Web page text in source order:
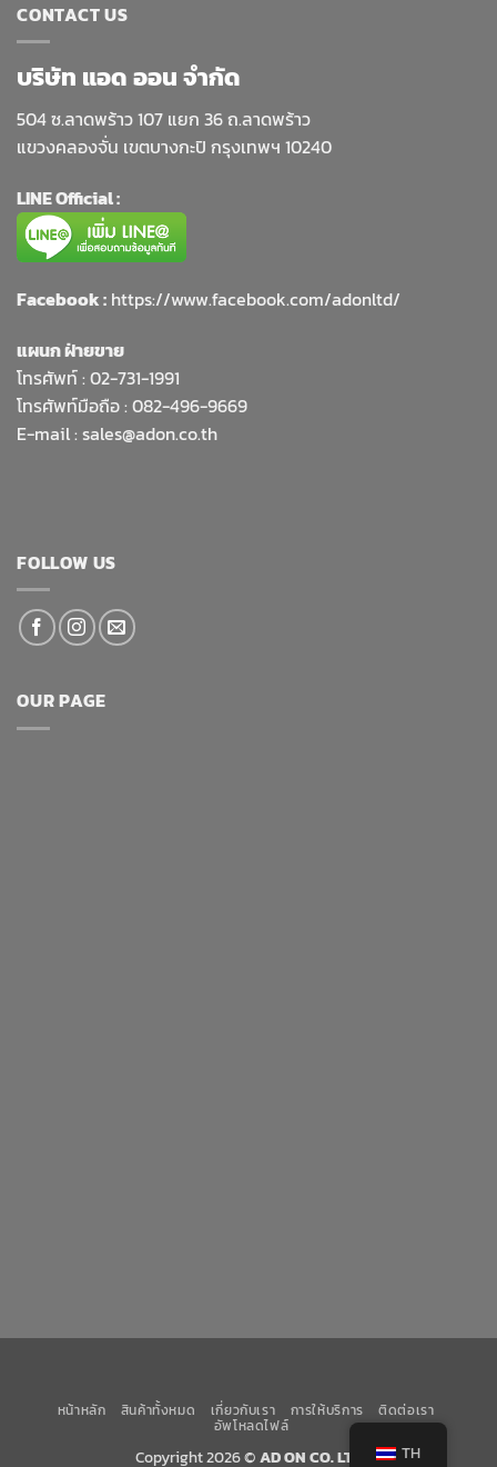
CONTACT US
บริษัท แอด ออน จำกัด
504 ซ.ลาดพร้าว 107 แยก 36 ถ.ลาดพร้าว
แขวงคลองจั่น เขตบางกะปิ กรุงเทพฯ 10240
LINE Official :
Facebook : https://www.facebook.com/adonltd/
แผนก ฝ่ายขาย
โทรศัพท์ : 02-731-1991
โทรศัพท์มือถือ : 082-496-9669
E-mail : sales@adon.co.th
FOLLOW US
OUR PAGE
หน้าหลัก สินค้าทั้งหมด เกี่ยวกับเรา การให้บริการ ติดต่อเรา
อัพโหลดไฟล์
Copyright 2026 ©AD ON CO. LTD TH